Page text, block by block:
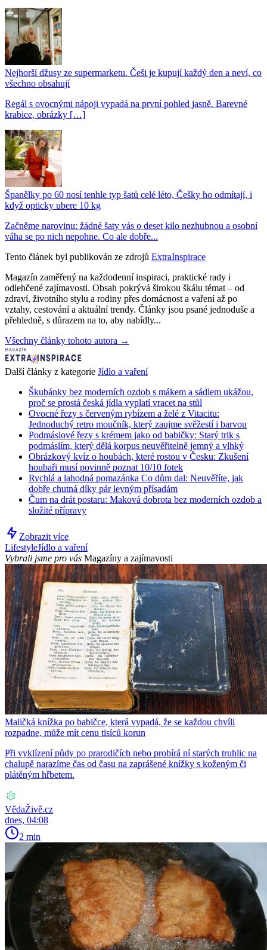
Nejhorší džusy ze supermarketu. Češi je kupují každý den a neví, co
všechno obsahují
Regál s ovocnými nápoji vypadá na první pohled jasně. Barevné
krabice, obrázky […]
Španělky po 60 nosí tenhle typ šatů celé léto, Češky ho odmítají, i
když opticky ubere 10 kg
Začněme narovinu: žádné šaty vás o deset kilo nezhubnou a osobní
váha se po nich nepohne. Co ale dobře...
Tento článek byl publikován ze zdrojů ExtraInspirace
Magazín zaměřený na každodenní inspiraci, praktické rady i
odlehčené zajímavosti. Obsah pokrývá širokou škálu témat – od
zdraví, životního stylu a rodiny přes domácnost a vaření až po
vztahy, cestování a aktuální trendy. Články jsou psané jednoduše a
přehledně, s důrazem na to, aby nabídly...
Všechny články tohoto autora →
Další články z kategorie Jídlo a vaření
Škubánky bez moderních ozdob s mákem a sádlem ukážou,
proč se prostá česká jídla vyplatí vracet na stůl
Ovocné řezy s červeným rybízem a želé z Vitacitu:
Jednoduchý retro moučník, který zaujme svěžestí i barvou
Podmáslové řezy s krémem jako od babičky: Starý trik s
podmáslím, který dělá korpus neuvěřitelně jemný a vlhký
Obrázkový kvíz o houbách, které rostou v Česku: Zkušení
houbaři musí povinně poznat 10/10 fotek
Rychlá a lahodná pomazánka Co dům dal: Neuvěříte, jak
dobře chutná díky pár levným přísadám
Čum na drát postaru: Maková dobrota bez moderních ozdob a
složité přípravy
Zobrazit více
LifestyleJídlo a vaření
Vybrali jsme pro vás Magazíny a zajímavosti
Maličká knížka po babičce, která vypadá, že se každou chvíli
rozpadne, může mít cenu tisíců korun
Při vyklízení půdy po prarodičích nebo probírá ní starých truhlic na
chalupě narazíme čas od času na zaprášené knížky s koženým či
plátěným hřbetem.
VědaŽivě.cz
dnes, 04:08
2 min